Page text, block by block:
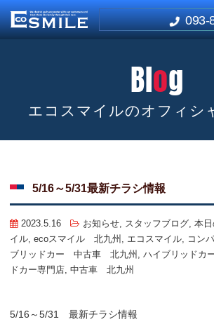
093-
Blog
エコスマイルのオフィシ
5/16～5/31最新チラシ情報
2023.5.16 お知らせ スタッフブログ 本
イル ecoスマイル 北九州 エコスマイル コン
ブリッドカー 中古車 北九州
ハイブリッドカ
ドカー専門店 中古車 北九州
5/16～5/31 最新チラシ情報